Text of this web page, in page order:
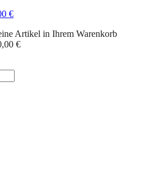
€
Artikel in Ihrem Warenkorb
€